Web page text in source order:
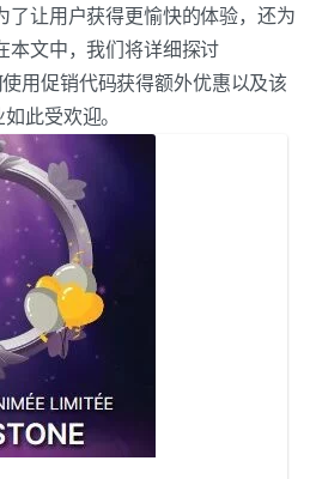
了让用户获得更愉快的体验，还为
本文中，我们将详细探讨
用促销代码获得额外优惠以及该
此受欢迎。